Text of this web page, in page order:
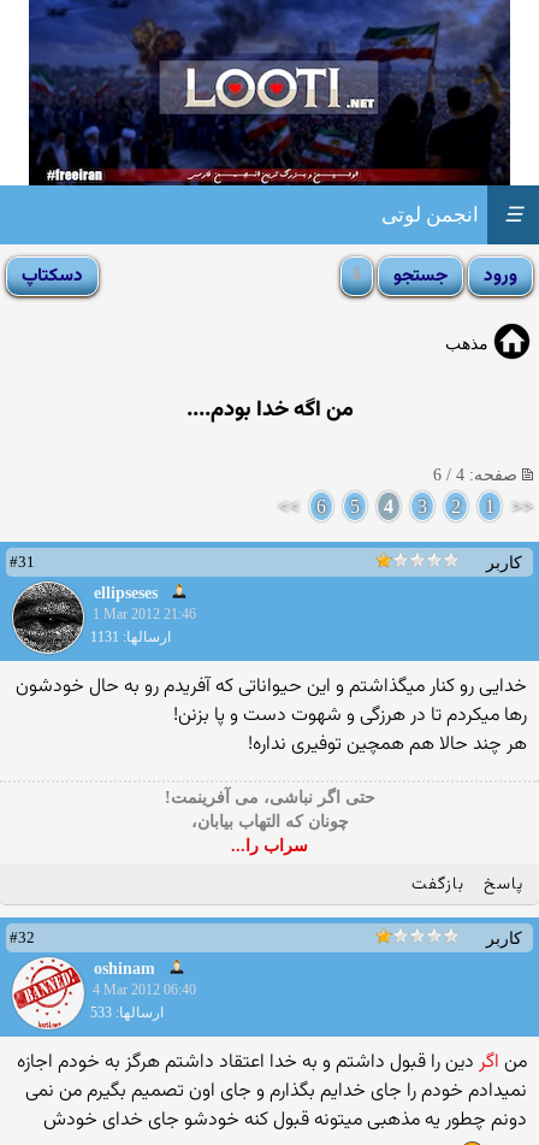
انجمن لوتی ☰
مذهب
من اگه خدا بودم....
صفحه: 4 / 6
<<
1
2
3
4
5
6
>>
کاربر
#31
ellipseses
1 Mar 2012 21:46
ارسالها: 1131
خدایی رو کنار میگذاشتم و این حیواناتی که آفریدم رو به حال خودشون
رها میکردم تا در هرزگی و شهوت دست و پا بزنن!
هر چند حالا هم همچین توفیری نداره!
حتی اگر نباشی، می آفرینمت!
چونان که التهاب بیابان،
سراب را...
پاسخ بازگفت
کاربر
#32
oshinam
4 Mar 2012 06:40
ارسالها: 533
من اگر دین را قبول داشتم و به خدا اعتقاد داشتم هرگز به خودم اجازه
نمیدادم خودم را جای خدایم بگذارم و جای اون تصمیم بگیرم من نمی
دونم چطور یه مذهبی میتونه قبول کنه خودشو جای خدای خودش